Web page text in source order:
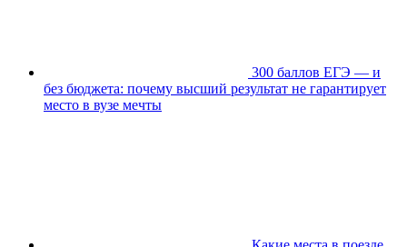
300 баллов ЕГЭ — и
без бюджета: почему высший результат не гарантирует
место в вузе мечты